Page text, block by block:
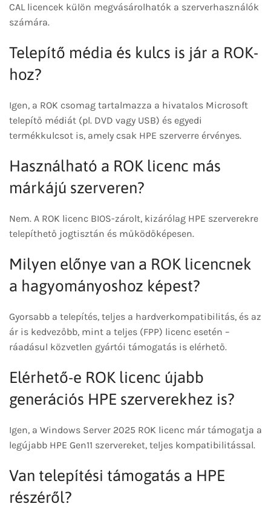
CAL licencek külön megvásárolhatók a szerverhasználók
számára.
Telepítő média és kulcs is jár a ROK-
hoz?
Igen, a ROK csomag tartalmazza a hivatalos Microsoft
telepítő médiát (pl. DVD vagy USB) és egyedi
termékkulcsot is, amely csak HPE szerverre érvényes.
Használható a ROK licenc más
márkájú szerveren?
Nem. A ROK licenc BIOS-zárolt, kizárólag HPE szerverekre
telepíthető jogtisztán és működőképesen.
Milyen előnye van a ROK licencnek
a hagyományoshoz képest?
Gyorsabb a telepítés, teljes a hardverkompatibilitás, és az
ár is kedvezőbb, mint a teljes (FPP) licenc esetén –
ráadásul közvetlen gyártói támogatás is elérhető.
Elérhető-e ROK licenc újabb
generációs HPE szerverekhez is?
Igen, a Windows Server 2025 ROK licenc már támogatja a
legújabb HPE Gen11 szervereket, teljes kompatibilitással.
Van telepítési támogatás a HPE
részéről?